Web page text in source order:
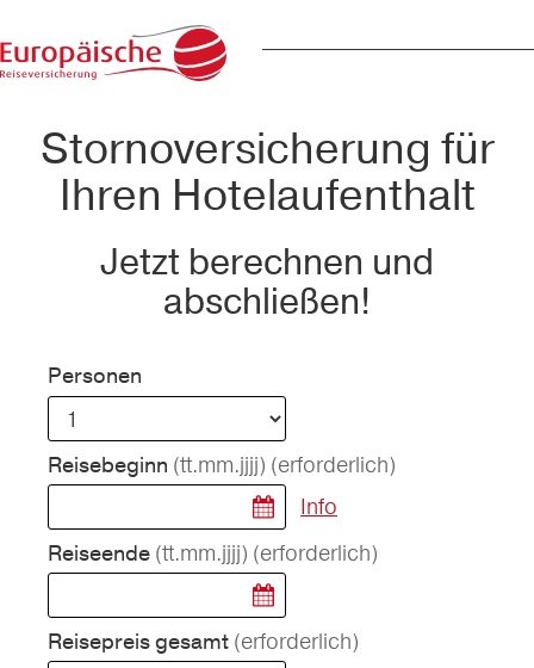
Stornoversicherung für
Ihren Hotelaufenthalt
Jetzt berechnen und
abschließen!
Personen
Reisebeginn (tt.mm.jjjj) (erforderlich)
Info
Reiseende (tt.mm.jjjj) (erforderlich)
Reisepreis gesamt (erforderlich)